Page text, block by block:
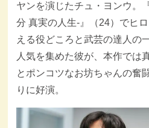
ヤンを演じたチュ・ヨンウ。
分 真実の人生-』（24）でヒ
える役どころと武芸の達人の
人気を集めた彼が、本作では
とポンコツなお坊ちゃんの奮
りに好演。